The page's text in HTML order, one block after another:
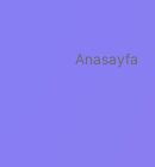
Anasayfa